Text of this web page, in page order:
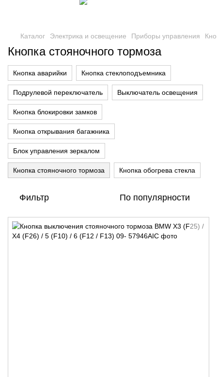
Каталог Электрика и освещение Приборы управления
Кнопка стояночного тормоза
Кнопка аварийки Кнопка стеклоподъемника
Подрулевой переключатель Выключатель освещения
Кнопка блокировки замков
Кнопка открывания багажника
Блок управления зеркалом
Кнопка стояночного тормоза Кнопка обогрева стекла
Фильтр По популярности